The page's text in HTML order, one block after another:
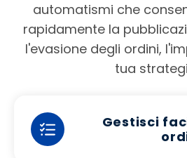
automatismi che
rapidamente la
l'evasione degli ordini,
tua
Gestisci